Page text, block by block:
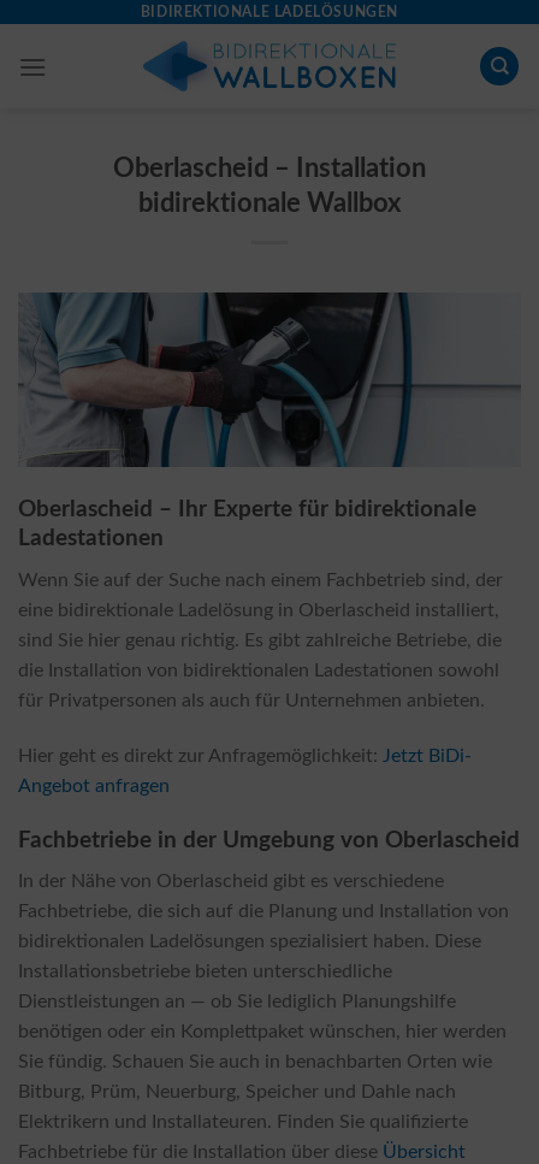
content
BIDIREKTIONALE LADELÖSUNGEN
Oberlascheid – Installation
bidirektionale Wallbox
Oberlascheid – Ihr Experte für bidirektionale
Ladestationen
Wenn Sie auf der Suche nach einem Fachbetrieb sind, der
eine bidirektionale Ladelösung in Oberlascheid installiert,
sind Sie hier genau richtig. Es gibt zahlreiche Betriebe, die
die Installation von bidirektionalen Ladestationen sowohl
für Privatpersonen als auch für Unternehmen anbieten.
Hier geht es direkt zur Anfragemöglichkeit: Jetzt BiDi-
Angebot anfragen
Fachbetriebe in der Umgebung von Oberlascheid
In der Nähe von Oberlascheid gibt es verschiedene
Fachbetriebe, die sich auf die Planung und Installation von
bidirektionalen Ladelösungen spezialisiert haben. Diese
Installationsbetriebe bieten unterschiedliche
Dienstleistungen an — ob Sie lediglich Planungshilfe
benötigen oder ein Komplettpaket wünschen, hier werden
Sie fündig. Schauen Sie auch in benachbarten Orten wie
Bitburg, Prüm, Neuerburg, Speicher und Dahle nach
Elektrikern und Installateuren. Finden Sie qualifizierte
Fachbetriebe für die Installation über diese Übersicht